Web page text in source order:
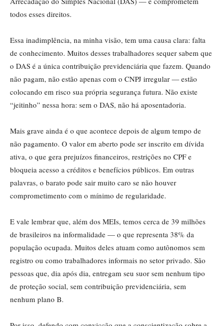
todos esses direitos.
Essa inadimplência, na minha visão, tem uma causa clara: falta
de conhecimento. Muitos desses trabalhadores sequer sabem que
o DAS é a única contribuição previdenciária que fazem. Quando
não pagam, não estão apenas com o CNPJ irregular — estão
colocando em risco sua própria segurança futura. Não existe
“jeitinho” nessa hora: sem o DAS, não há aposentadoria.
Mais grave ainda é o que acontece depois de algum tempo de
não pagamento. O valor em aberto pode ser inscrito em dívida
ativa, o que gera prejuízos financeiros, restrições no CPF e
bloqueia acesso a créditos e benefícios públicos. Em outras
palavras, o barato pode sair muito caro se não houver
comprometimento com o mínimo de regularidade.
E vale lembrar que, além dos MEIs, temos cerca de 39 milhões
de brasileiros na informalidade — o que representa 38% da
população ocupada. Muitos deles atuam como autônomos sem
registro ou como trabalhadores informais no setor privado. São
pessoas que, dia após dia, entregam seu suor sem nenhum tipo
de proteção social, sem contribuição previdenciária, sem
nenhum plano B.